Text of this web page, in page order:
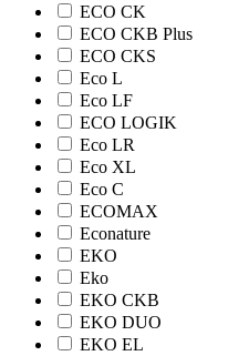
ECO CK
ECO CKB Plus
ECO CKS
Eco L
Eco LF
ECO LOGIK
Eco LR
Eco XL
Eco С
ECOMAX
Econature
EKO
Eko
EKO CKB
EKO DUO
EKO EL